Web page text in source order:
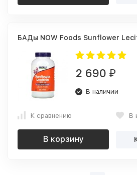
БАДы NOW Foods Sunflower
2 690 ₽
В наличии
К сравнению В
В корзину